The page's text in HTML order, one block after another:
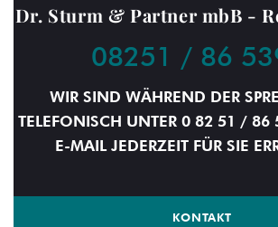
Dr. Sturm & Partner mbB -
08251 / 86
WIR SIND WÄHREND DER
TELEFONISCH UNTER 0 82 51 / 86
E-MAIL JEDERZEIT FÜR SIE
KONTAKT